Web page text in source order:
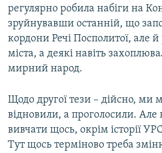
регулярно робила набіги на
зруйнувавши останній, що
кордони Речі Посполитої, але й
міста, а деякі навіть
мирний народ.
Щодо другої тези – дійсно,
відновили, а проголосили. Але
вивчати щось, окрім історії
Тут щось терміново треба